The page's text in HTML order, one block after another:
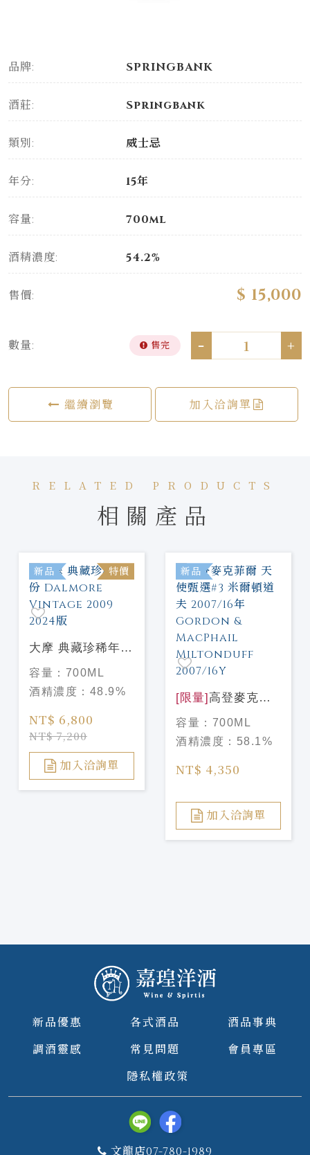
品牌: SPRINGBANK
酒莊: Springbank
類別: 威士忌
年分: 15年
容量: 700ml
酒精濃度: 54.2%
售價: $ 15,000
數量: 售完 - +
繼續瀏覽 加入洽詢單
RELATED PRODUCTS
相關產品
新品 特價
大摩 典藏珍稀年份
Dalmore Vintage
2009 2024版
容量： 700ML
酒精濃度： 48.9%
NT$ 6,800
NT$ 7,200
加入洽詢單
新品
[限量] 高登麥克菲
爾 天使甄選#3 米
爾頓道夫 2007/16
年 Gordon &
MacPhail
容量： 700ML
酒精濃度： 58.1%
NT$ 4,350
加入洽詢單
新品優惠 各式酒品
酒品事典
調酒靈感
常見問題
會員專區
隱私權政策
文龍店07-780-1989